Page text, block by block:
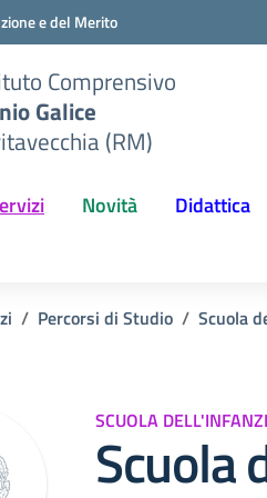
e del Merito
Comprensivo
Galice
(RM)
Novità Didattica
Percorsi di Studio Scuola
SCUOLA
Scuola